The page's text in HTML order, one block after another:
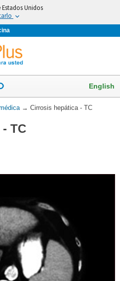
Unidos
English
→ Cirrosis hepática - TC
TC